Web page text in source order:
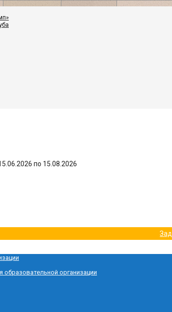
по 15.08.2026
образовательной организации